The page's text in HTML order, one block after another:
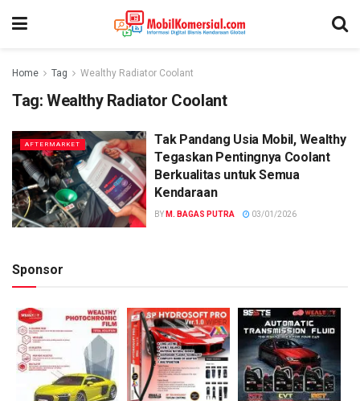
Home Tag Wealthy Radiator Coolant
Tag: Wealthy Radiator Coolant
AFTERMARKET
Tak Pandang Usia Mobil, Wealthy
Tegaskan Pentingnya Coolant
Berkualitas untuk Semua
Kendaraan
BY M. BAGAS PUTRA 03/01/2026
Sponsor